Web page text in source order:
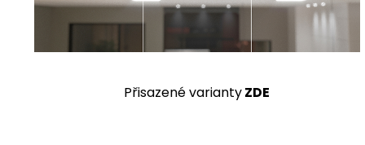
Přisazené variantyZDE